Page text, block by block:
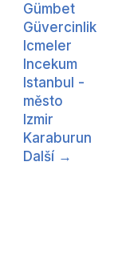
Gümbet
Güvercinlik
Icmeler
Incekum
Istanbul -
město
Izmir
Karaburun
Další →